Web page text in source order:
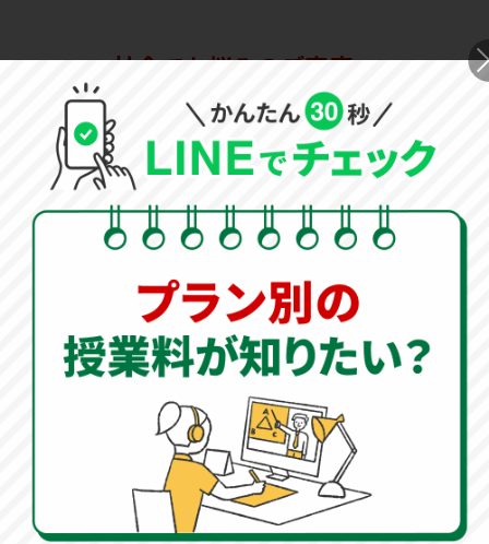
社会でお悩みのご家庭へ
社会は「覚えているつもりなのに得点につながらな
い」と悩むケースが多い教科です。地理で地図や統
計が読めない、歴史で出来事の流れをつかめない、
公民で時事と結びつけられないなど、お子さまによ
って課題はさまざまです。
社会の成績が伸び悩む背景には、大きく四つの要因
があります。まず、地理・歴史・公民の知識が断片
的で体系化されていない「土台の弱さ」。次に、資
料や統計を読み取って答えに結びつける「資料活用
力の不足」。さらに、歴史の因果関係や流れを押さ
えられない「理解の浅さ」。そして最後に、覚えた
知識を記述や説明で活かせない「アウトプット不
足」です。